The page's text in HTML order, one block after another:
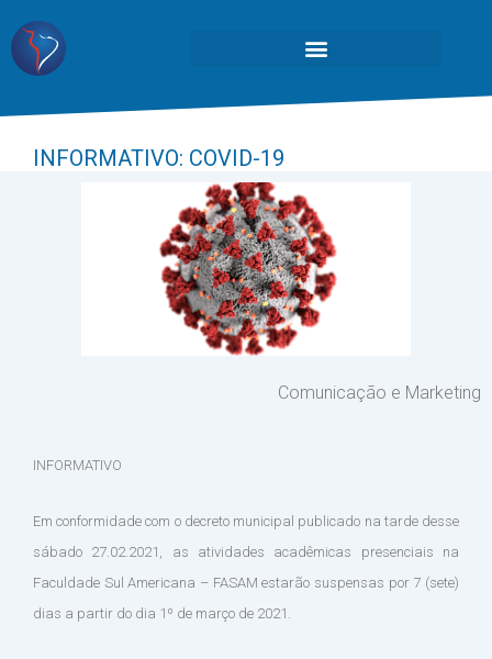
INFORMATIVO: COVID-19
Comunicação e Marketing
INFORMATIVO
Em conformidade com o decreto municipal publicado na tarde desse
sábado 27.02.2021, as atividades acadêmicas presenciais na
Faculdade Sul Americana – FASAM estarão suspensas por 7 (sete)
dias a partir do dia 1º de março de 2021.